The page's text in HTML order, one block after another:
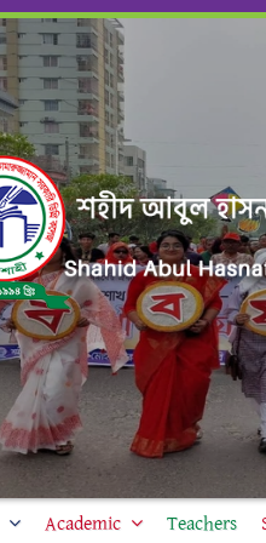
Academic Teachers